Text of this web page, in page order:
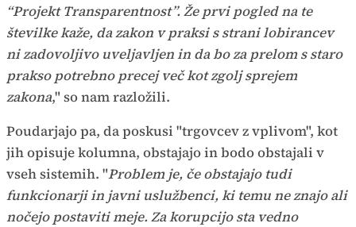
“Projekt Transparentnost”. Že prvi pogled na te
številke kaže, da zakon v praksi s strani lobirancev
ni zadovoljivo uveljavljen in da bo za prelom s staro
prakso potrebno precej več kot zgolj sprejem
zakona," so nam razložili.
Poudarjajo pa, da poskusi "trgovcev z vplivom", kot
jih opisuje kolumna, obstajajo in bodo obstajali v
vseh sistemih. "Problem je, če obstajajo tudi
funkcionarji in javni uslužbenci, ki temu ne znajo ali
nočejo postaviti meje. Za korupcijo sta vedno